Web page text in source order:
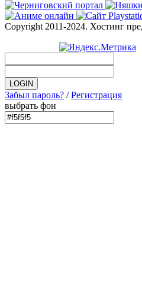
Copyright 2011-2024. Хостинг
Забыл пароль? /Регистрация
выбрать фон